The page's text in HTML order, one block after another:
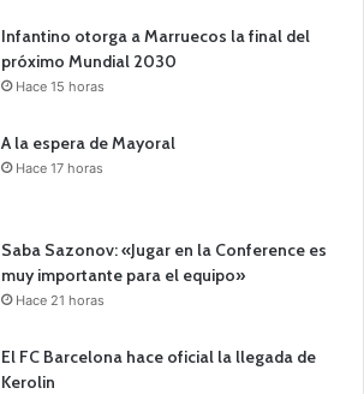
Infantino otorga a Marruecos la final del
próximo Mundial 2030
Hace 15 horas
A la espera de Mayoral
Hace 17 horas
Saba Sazonov: «Jugar en la Conference es
muy importante para el equipo»
Hace 21 horas
El FC Barcelona hace oficial la llegada de
Kerolin